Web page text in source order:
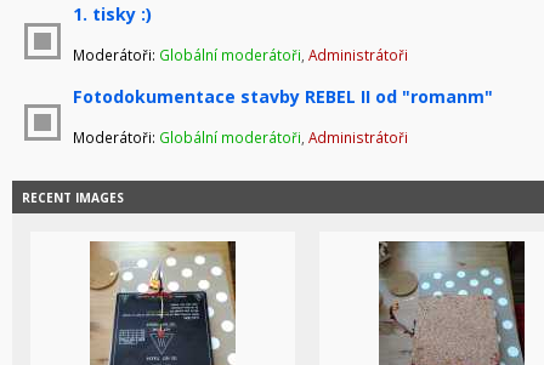
1. tisky :)
Moderátoři: Globální moderátoři Administrátoři
Fotodokumentace stavby REBEL II od "romanm"
Moderátoři: Globální moderátoři Administrátoři
RECENT IMAGES